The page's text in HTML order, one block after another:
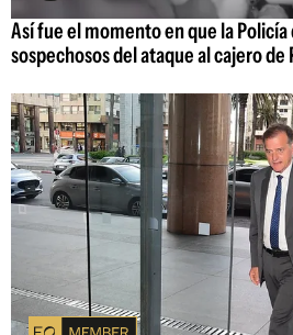
Así fue el momento en que la
sospechosos del ataque al cajero